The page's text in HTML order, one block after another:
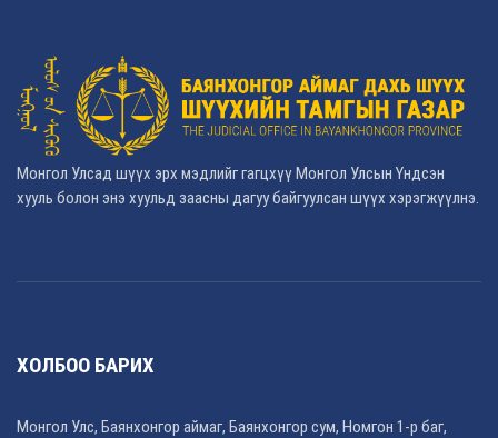
Монгол Улсад шүүх эрх мэдлийг гагцхүү Монгол Улсын Үндсэн
хууль болон энэ хуульд заасны дагуу байгуулсан шүүх хэрэгжүүлнэ.
ХОЛБОО БАРИХ
Монгол Улс, Баянхонгор аймаг, Баянхонгор сум, Номгон 1-р баг,